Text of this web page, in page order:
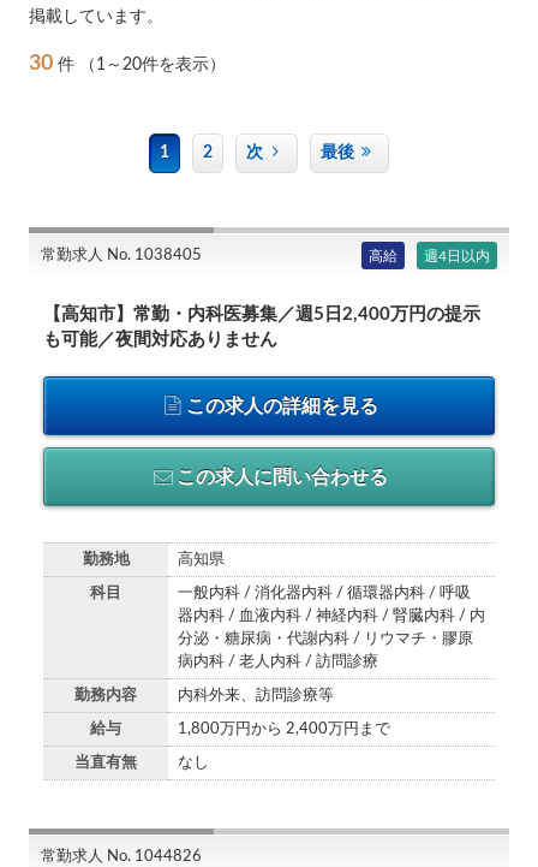
掲載しています。
30 件 （1～20件を表示）
1 2 次 最後
常勤求人 No. 1038405 高給 週4日以内
【高知市】常勤・内科医募集／週5日2,400万円の提示
も可能／夜間対応ありません
この求人の詳細を見る
この求人に問い合わせる
勤務地 高知県
科目
一般内科 / 消化器内科 / 循環器内科 / 呼吸
器内科 / 血液内科 / 神経内科 / 腎臓内科 / 内
分泌・糖尿病・代謝内科 / リウマチ・膠原
病内科 / 老人内科 / 訪問診療
勤務内容 内科外来、訪問診療等
給与 1,800万円から 2,400万円まで
当直有無 なし
常勤求人 No. 1044826